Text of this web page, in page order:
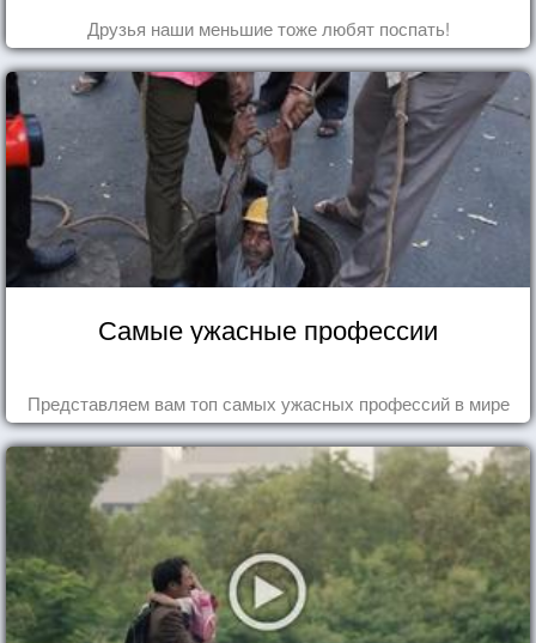
Друзья наши меньшие тоже любят поспать!
Самые ужасные профессии
Представляем вам топ самых ужасных профессий в мире